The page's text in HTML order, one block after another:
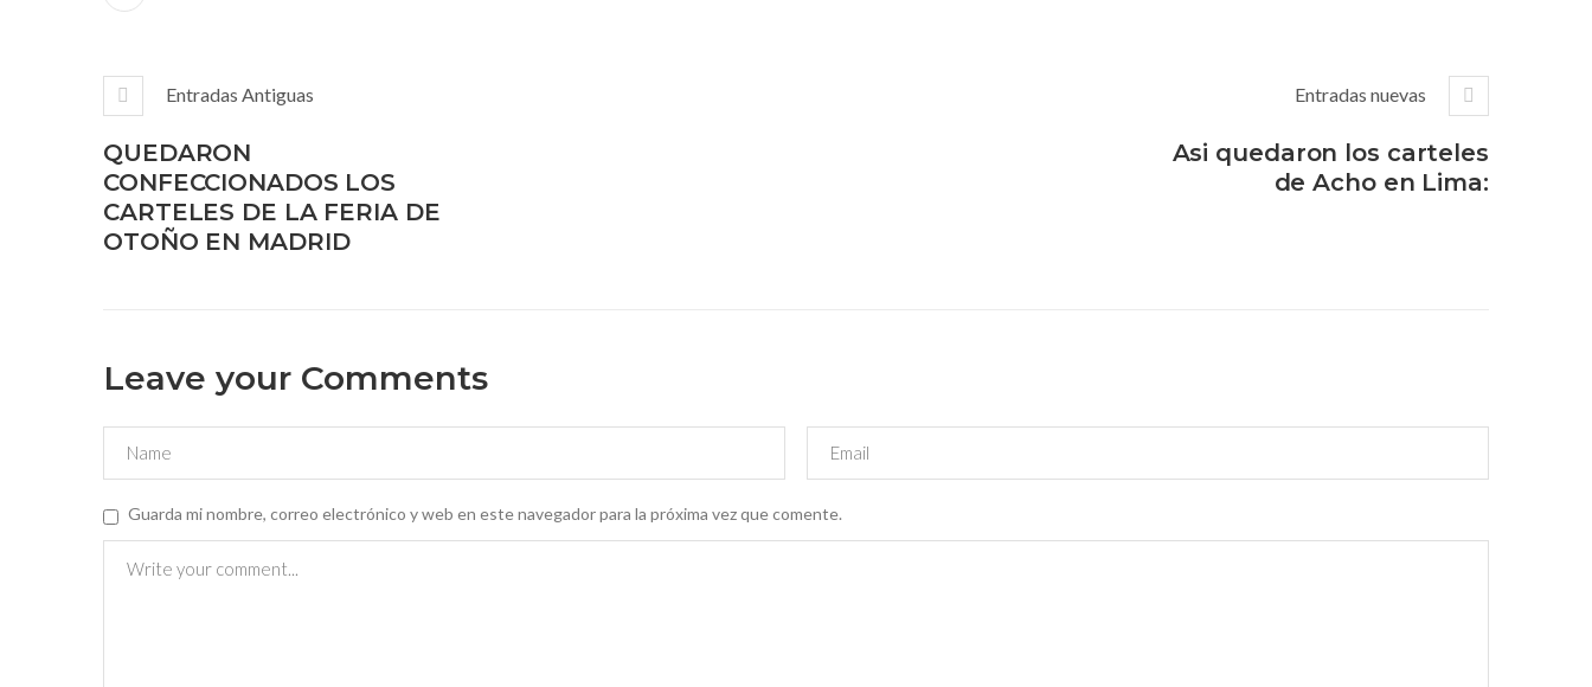
Entradas Antiguas
QUEDARON
CONFECCIONADOS LOS
CARTELES DE LA FERIA DE
OTOÑO EN MADRID
Entradas nuevas
Asi quedaron los carteles
de Acho en Lima:
Leave your Comments
Guarda mi nombre, correo electrónico y web en este navegador para la próxima vez que comente.